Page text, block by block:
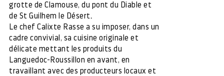
grotte de Clamouse, du pont du Diable et
de St Guilhem le Désert.
Le chef Calixte Rasse a su imposer, dans un
cadre convivial, sa cuisine originale et
délicate mettant les produits du
Languedoc-Roussillon en avant, en
travaillant avec des producteurs locaux et